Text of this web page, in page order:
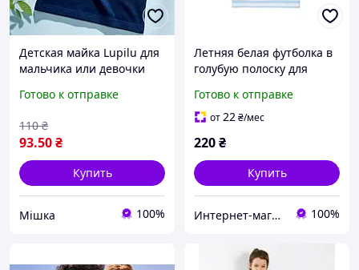
Детская майка Lupilu для
мальчика или девочки
синяя трикотажная майка
Готово к отправке
93.50₴
110 ₴
Купить
Мішка 100%
Летняя белая футболка в
голубую полоску для
Готово к отправке
от22₴/мес
220₴
Купить
Интернет-магазин "Детки" 100%